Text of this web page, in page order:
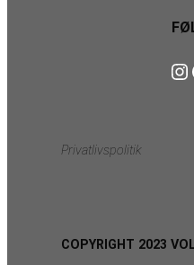
Instagram https://
Privatlivspolitik
COPYRIGHT 2023